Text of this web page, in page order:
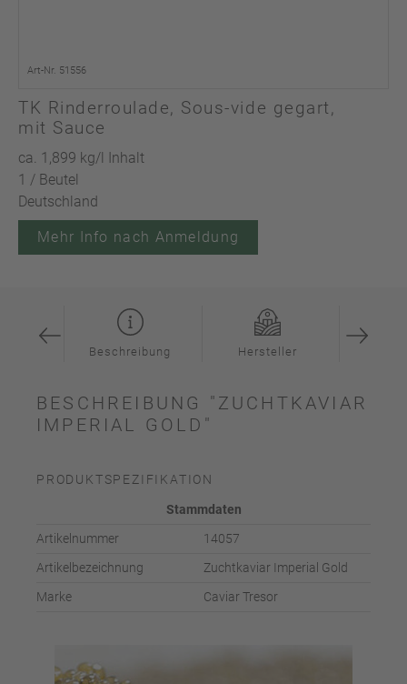
Art-Nr. 51556
TK Rinderroulade, Sous-vide gegart,
mit Sauce
ca. 1,899 kg/l Inhalt
1 / Beutel
Deutschland
Mehr Info nach Anmeldung
Beschreibung Hersteller
BESCHREIBUNG "ZUCHTKAVIAR
IMPERIAL GOLD"
PRODUKTSPEZIFIKATION
Stammdaten
Artikelnummer
14057
Artikelbezeichnung
Zuchtkaviar Imperial Gold
Marke
Caviar Tresor